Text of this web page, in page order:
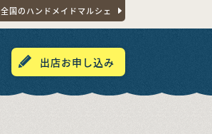
全国のハンドメイドマルシェ
出店お申し込み